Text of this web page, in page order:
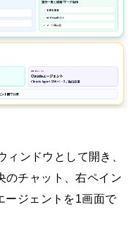
ンドウとして開き、
のチャット、右ペイン
ージェントを1画面で